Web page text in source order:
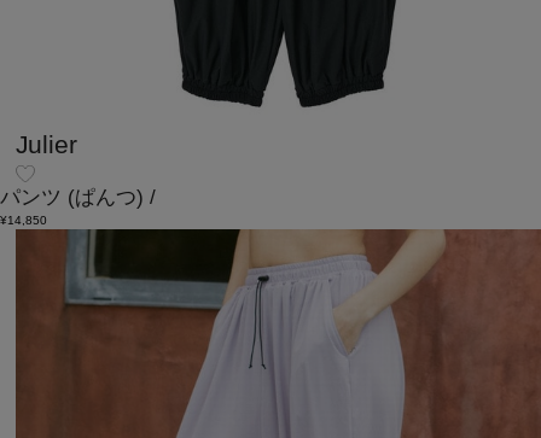
Julier
パンツ (ぱんつ) /
¥14,850